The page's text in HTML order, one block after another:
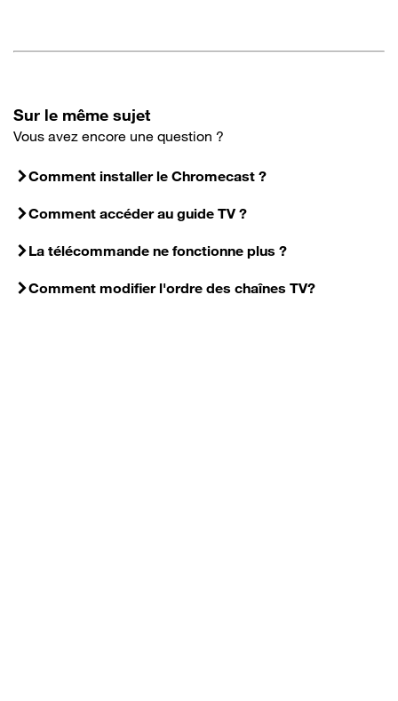
Sur le même sujet
Vous avez encore une question ?
Comment installer le Chromecast ?
Comment accéder au guide TV ?
La télécommande ne fonctionne plus ?
Comment modifier l'ordre des chaînes TV?